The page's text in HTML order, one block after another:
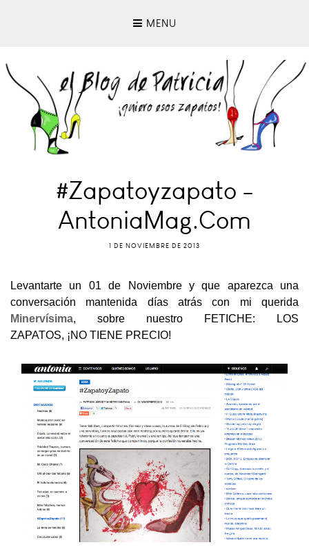
MENU
#Zapatoyzapato -
AntoniaMag.com
1 DE NOVIEMBRE DE 2013
Levantarte un 01 de Noviembre y que aparezca una
conversación mantenida días atrás con mi querida
Minervísima, sobre nuestro FETICHE: LOS
ZAPATOS, ¡NO TIENE PRECIO!